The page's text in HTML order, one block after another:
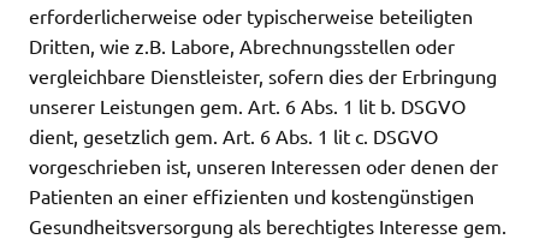
erforderlicherweise oder typischerweise beteiligten
Dritten, wie z.B. Labore, Abrechnungsstellen oder
vergleichbare Dienstleister, sofern dies der Erbringung
unserer Leistungen gem. Art. 6 Abs. 1 lit b. DSGVO
dient, gesetzlich gem. Art. 6 Abs. 1 lit c. DSGVO
vorgeschrieben ist, unseren Interessen oder denen der
Patienten an einer effizienten und kostengünstigen
Gesundheitsversorgung als berechtigtes Interesse gem.